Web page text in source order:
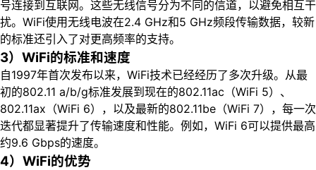
号连接到互联网。这些无线信号分为不同的信道，以避免相互干
扰。WiFi使用无线电波在2.4 GHz和5 GHz频段传输数据，较新
的标准还引入了对更高频率的支持。
3）WiFi的标准和速度
自1997年首次发布以来，WiFi技术已经经历了多次升级。从最
初的802.11 a/b/g标准发展到现在的802.11ac（WiFi 5）、
802.11ax（WiFi 6），以及最新的802.11be（WiFi 7），每一次
迭代都显著提升了传输速度和性能。例如，WiFi 6可以提供最高
约9.6 Gbps的速度。
4）WiFi的优势